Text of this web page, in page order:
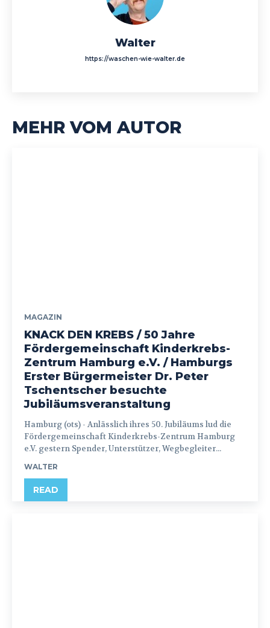
Walter
https://waschen-wie-walter.de
MEHR VOM AUTOR
MAGAZIN
KNACK DEN KREBS / 50 Jahre
Fördergemeinschaft Kinderkrebs-
Zentrum Hamburg e.V. / Hamburgs
Erster Bürgermeister Dr. Peter
Tschentscher besuchte
Jubiläumsveranstaltung
Hamburg (ots) - Anlässlich ihres 50. Jubiläums lud die
Fördergemeinschaft Kinderkrebs-Zentrum Hamburg
e.V. gestern Spender, Unterstützer, Wegbegleiter...
WALTER
READ